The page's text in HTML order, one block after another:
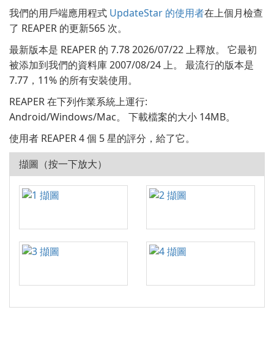
我們的用戶端應用程式 UpdateStar 的使用者在上個月檢查
了 REAPER 的更新565 次。
最新版本是 REAPER 的 7.78 2026/07/22 上釋放。 它最初
被添加到我們的資料庫 2007/08/24 上。 最流行的版本是
7.77，11% 的所有安裝使用。
REAPER 在下列作業系統上運行:
Android/Windows/Mac。 下載檔案的大小 14MB。
使用者 REAPER 4 個 5 星的評分，給了它。
擷圖（按一下放大）